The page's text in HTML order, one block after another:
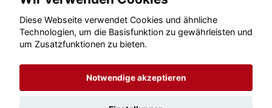
© konjunkturmotor.de GmbH 2020 - 2026
Diese Webseite verwendet Cookies und ähnliche
Technologien, um die Basisfunktion zu gewährleisten und
um Zusatzfunktionen zu bieten.
Notwendige akzeptieren